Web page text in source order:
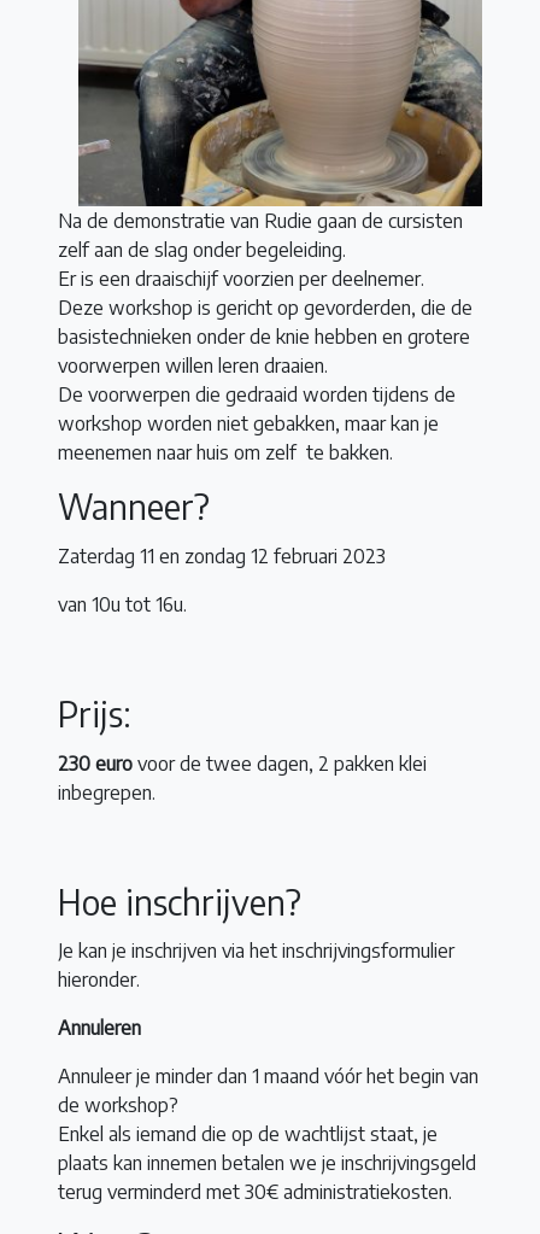
Na de demonstratie van Rudie gaan de cursisten
zelf aan de slag onder begeleiding.
Er is een draaischijf voorzien per deelnemer.
Deze workshop is gericht op gevorderden, die de
basistechnieken onder de knie hebben en grotere
voorwerpen willen leren draaien.
De voorwerpen die gedraaid worden tijdens de
workshop worden niet gebakken, maar kan je
meenemen naar huis om zelf te bakken.
Wanneer?
Zaterdag 11 en zondag 12 februari 2023
van 10u tot 16u.
Prijs:
230 euro voor de twee dagen, 2 pakken klei
inbegrepen.
Hoe inschrijven?
Je kan je inschrijven via het inschrijvingsformulier
hieronder.
Annuleren
Annuleer je minder dan 1 maand vóór het begin van
de workshop?
Enkel als iemand die op de wachtlijst staat, je
plaats kan innemen betalen we je inschrijvingsgeld
terug verminderd met 30€ administratiekosten.